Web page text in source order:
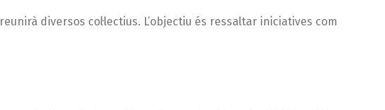
diversos col·lectius. L’objectiu és ressaltar iniciatives com